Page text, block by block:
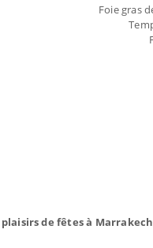
Foie gras
de fêtes à